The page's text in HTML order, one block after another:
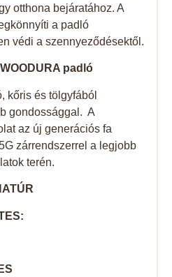
otthona bejáratához. A
a padló
védi a szennyeződésektől.
padló
kőris és tölgyfából
gondossággal. A
az új generációs fa
zárrendszerrel a legjobb
terén.